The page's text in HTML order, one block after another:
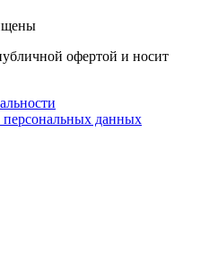
офертой и носит
персональных данных